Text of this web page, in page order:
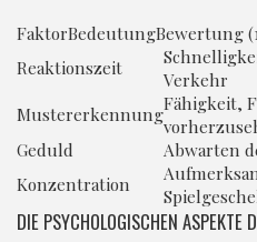
FaktorBedeutungBewertung
Reaktionszeit
Verkehr
MustererkennungFähigkeit,
Geduld
Abwarten
Konzentration
DIE PSYCHOLOGISCHEN ASPEKTE